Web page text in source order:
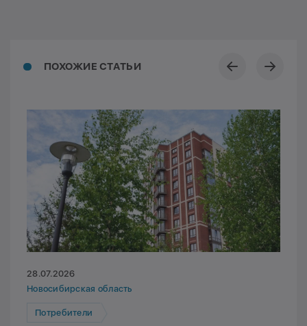
ПОХОЖИЕ СТАТЬИ
28.07.2026
Новосибирская область
Потребители